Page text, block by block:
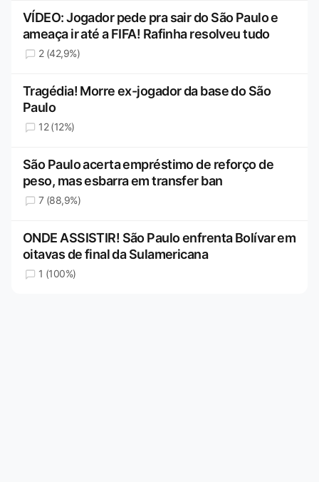
VÍDEO: Jogador pede pra sair do São Paulo e
ameaça ir até a FIFA! Rafinha resolveu tudo
2 (42,9%)
Tragédia! Morre ex-jogador da base do São
Paulo
12 (12%)
São Paulo acerta empréstimo de reforço de
peso, mas esbarra em transfer ban
7 (88,9%)
ONDE ASSISTIR! São Paulo enfrenta Bolívar em
oitavas de final da Sulamericana
1 (100%)